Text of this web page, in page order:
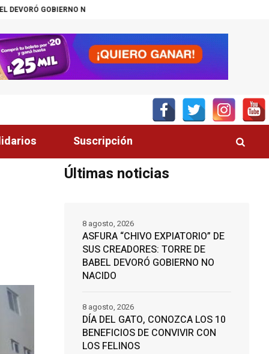
NO NACIDO DÍA DEL GATO, CONOZCA LOS 10 BENEFICIOS DE
Suscripción
Últimas noticias
ASFURA “CHIVO EXPIATORIO” DE
SUS CREADORES: TORRE DE
BABEL DEVORÓ GOBIERNO NO
NACIDO
8 agosto, 2026
DÍA DEL GATO, CONOZCA LOS 10
BENEFICIOS DE CONVIVIR CON
LOS FELINOS
8 agosto, 2026